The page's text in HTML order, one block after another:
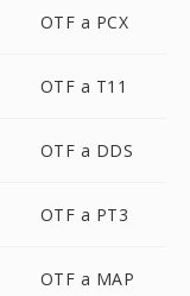
OTF a PCX
OTF a T11
OTF a DDS
OTF a PT3
OTF a MAP